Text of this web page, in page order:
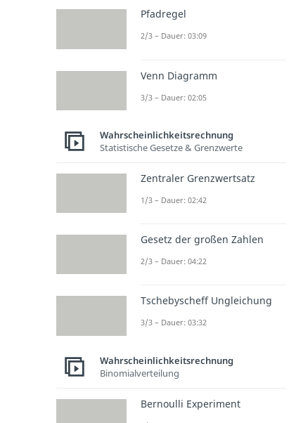
Pfadregel
2/3 – Dauer: 03:09
Venn Diagramm
3/3 – Dauer: 02:05
Wahrscheinlichkeitsrechnung
Statistische Gesetze & Grenzwerte
Zentraler Grenzwertsatz
1/3 – Dauer: 02:42
Gesetz der großen Zahlen
2/3 – Dauer: 04:22
Tschebyscheff Ungleichung
3/3 – Dauer: 03:32
Wahrscheinlichkeitsrechnung
Binomialverteilung
Bernoulli Experiment